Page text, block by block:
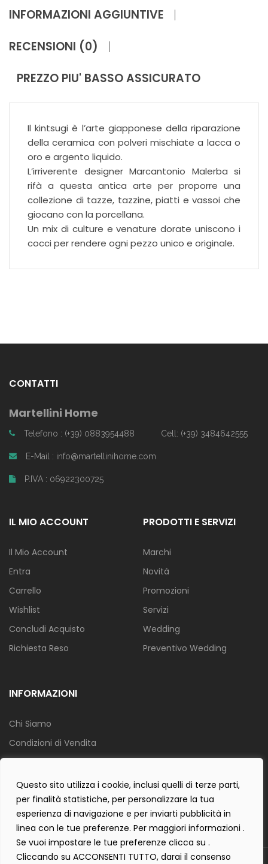
Questo sito utilizza i cookie, inclusi quelli di terze parti,
per finalità statistiche, per personalizzare la tua
esperienza di navigazione e per inviarti pubblicità in
linea con le tue preferenze. Per maggiori informazioni .
Se vuoi impostare le tue preferenze clicca su .
Cliccando su ACCONSENTI TUTTO, darai il consenso
INFORMAZIONI AGGIUNTIVE
RECENSIONI (0)
PREZZO PIU' BASSO ASSICURATO
Il kintsugi è l’arte giapponese della riparazione
della ceramica con polveri mischiate a lacca o
oro e argento liquido.
L’irriverente designer Marcantonio Malerba si
rifà a questa antica arte per proporre una
collezione di tazze, tazzine, piatti e vassoi che
giocano con la porcellana.
Un mix di culture e venature dorate uniscono i
cocci per rendere ogni pezzo unico e originale.
CONTATTI
Martellini Home
Telefono : (+39) 0883954488 Cell: (+39) 3484642555
E-Mail : info@martellinihome.com
P.IVA : 06922300725
IL MIO ACCOUNT
Il Mio Account
Entra
Carrello
Wishlist
Concludi Acquisto
Richiesta Reso
PRODOTTI E SERVIZI
Marchi
Novità
Promozioni
Servizi
Wedding
Preventivo Wedding
INFORMAZIONI
Chi Siamo
Condizioni di Vendita
Info Spedizione
Privacy Policy
Cookie Policy
Contact Form Policy